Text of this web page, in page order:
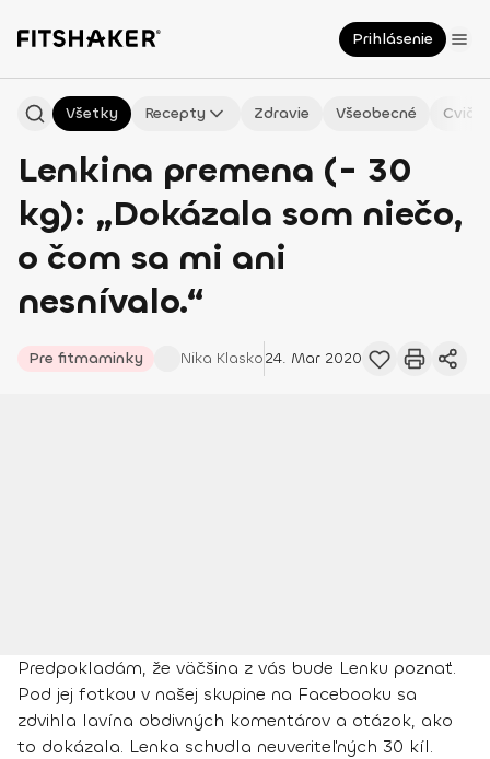
Prihlásenie
Všetky Recepty Zdravie Všeobecné
Lenkina premena (- 30
kg): „Dokázala som niečo,
o čom sa mi ani
nesnívalo.“
Pre fitmaminky Nika Klasko24. Mar 2020
Predpokladám, že väčšina z vás bude Lenku poznať.
Pod jej fotkou v našej skupine na Facebooku sa
zdvihla lavína obdivných komentárov a otázok, ako
to dokázala. Lenka schudla neuveriteľných 30 kíl.